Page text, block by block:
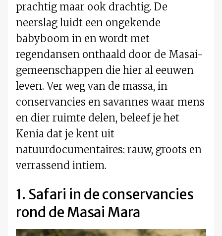
prachtig maar ook drachtig. De
neerslag luidt een ongekende
babyboom in en wordt met
regendansen onthaald door de Masai-
gemeenschappen die hier al eeuwen
leven. Ver weg van de massa, in
conservancies en savannes waar mens
en dier ruimte delen, beleef je het
Kenia dat je kent uit
natuurdocumentaires: rauw, groots en
verrassend intiem.
1. Safari in de conservancies
rond de Masai Mara